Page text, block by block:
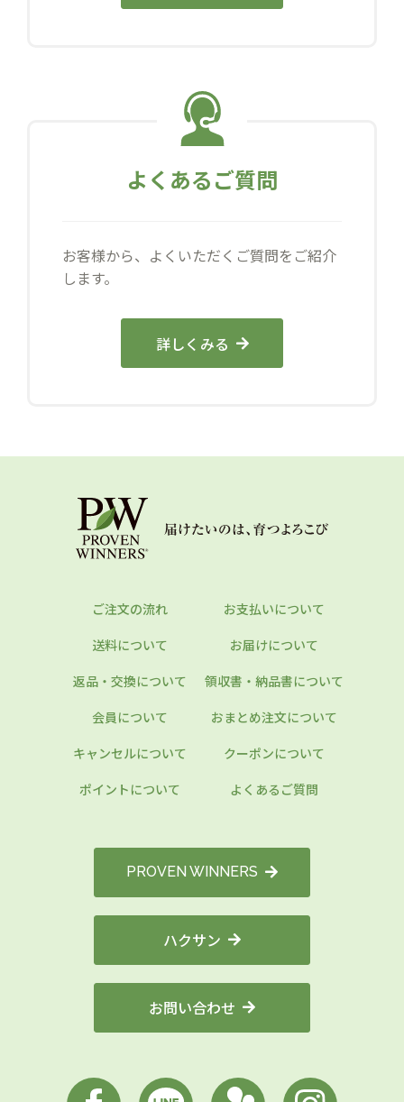
よくあるご質問
お客様から、よくいただくご質問をご紹介
します。
詳しくみる
ご注文の流れ
お支払いについて
送料について
お届けについて
返品・交換について
領収書・納品書について
会員について
おまとめ注文について
キャンセルについて
クーポンについて
ポイントについて
よくあるご質問
PROVEN WINNERS
ハクサン
お問い合わせ